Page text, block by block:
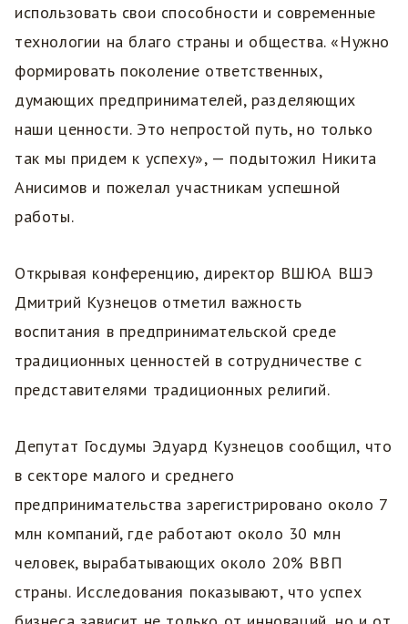
использовать свои способности и современные
технологии на благо страны и общества. «Нужно
формировать поколение ответственных,
думающих предпринимателей, разделяющих
наши ценности. Это непростой путь, но только
так мы придем к успеху», — подытожил Никита
Анисимов и пожелал участникам успешной
работы.
Открывая конференцию, директор ВШЮА ВШЭ
Дмитрий Кузнецов отметил важность
воспитания в предпринимательской среде
традиционных ценностей в сотрудничестве с
представителями традиционных религий.
Депутат Госдумы Эдуард Кузнецов сообщил, что
в секторе малого и среднего
предпринимательства зарегистрировано около 7
млн компаний, где работают около 30 млн
человек, вырабатывающих около 20% ВВП
страны. Исследования показывают, что успех